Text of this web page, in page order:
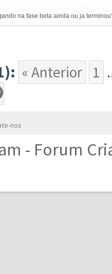
na fase beta ainda ou ja
« Anterior 1
nos
- Forum